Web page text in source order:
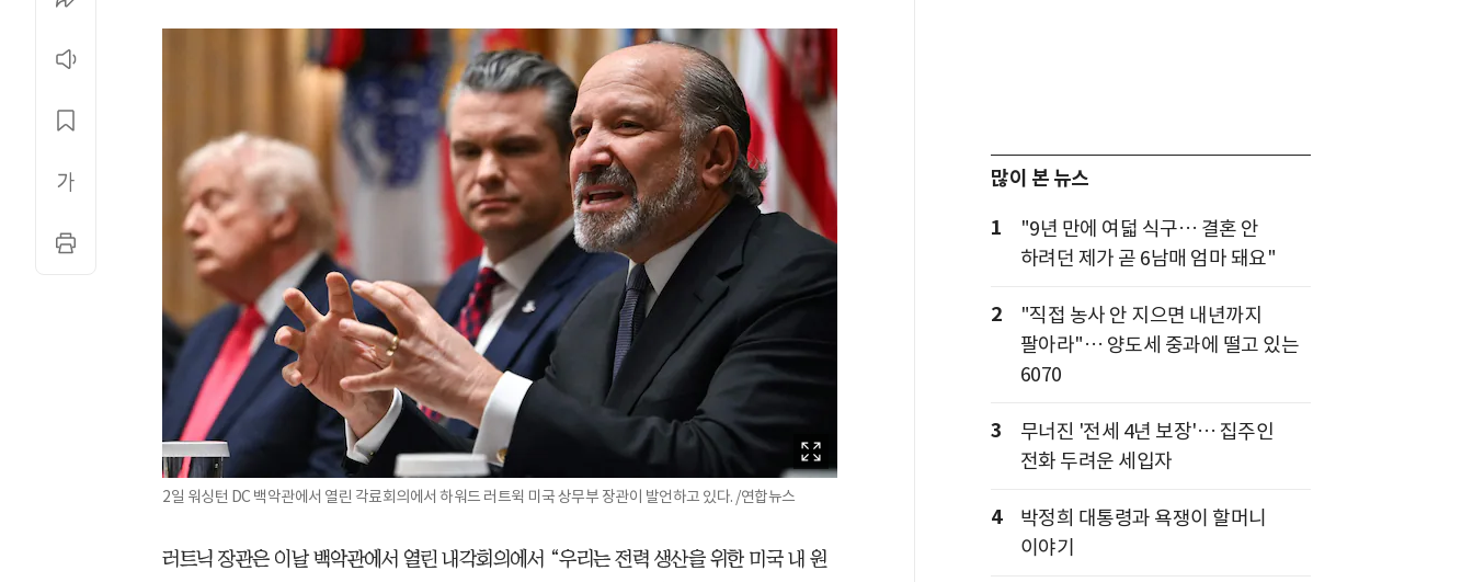
2일 워싱턴 DC 백악관에서 열린 각료회의에서 하워드 러트윅 미국 상무부 장관이 발언하고 있다. /연합뉴스
러트닉 장관은 이날 백악관에서 열린 내각회의에서 “우리는 전력 생산을 위한 미국 내 원
많이 본 뉴스
1
"9년 만에 여덟 식구… 결혼 안
하려던 제가 곧 6남매 엄마 돼요"
2
"직접 농사 안 지으면 내년까지
팔아라"… 양도세 중과에 떨고 있는
6070
3
무너진 '전세 4년 보장'… 집주인
전화 두려운 세입자
4
박정희 대통령과 욕쟁이 할머니
이야기